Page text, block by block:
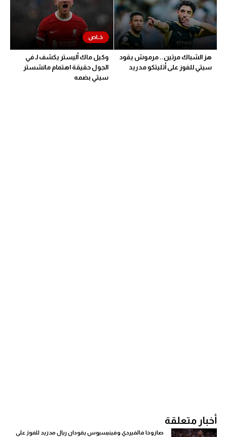
هز الشباك مرتين.. مرموش يقود
سيتي للفوز على أتليتكو مدريد
وكيل ماك أليستر يكشف لـ في
الجول حقيقة اهتمام مانشستر
سيتي بضمه
أخبار متعلقة
صاروخا فالفيردي وفينيسيوس يقودان ريال مدريد للفوز على